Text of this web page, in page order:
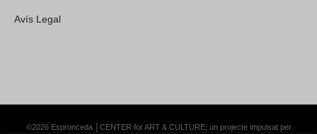
Avís Legal
©2026 Espronceda │CENTER for ART & CULTURE; un projecte impulsat per